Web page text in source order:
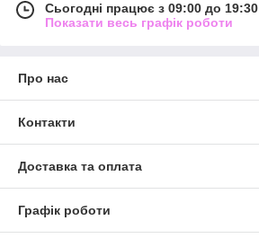
Сьогодні працює з 09:00 до 19:30
Показати весь графік роботи
Про нас
Контакти
Доставка та оплата
Графік роботи